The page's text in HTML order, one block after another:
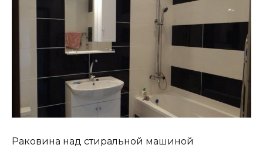
Раковина над стиральной машиной